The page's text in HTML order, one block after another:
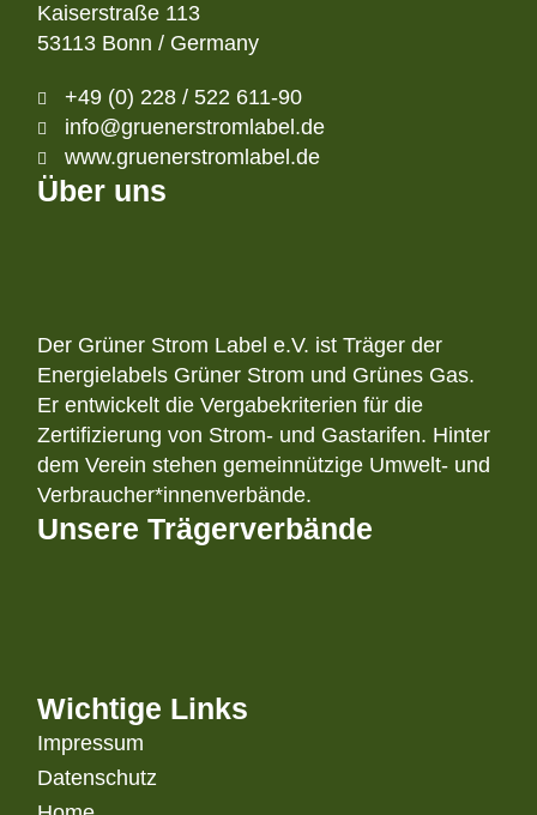
Kaiserstraße 113
53113 Bonn / Germany
+49 (0) 228 / 522 611-90
info@gruenerstromlabel.de
www.gruenerstromlabel.de
Über uns
Der Grüner Strom Label e.V. ist Träger der
Energielabels Grüner Strom und Grünes Gas.
Er entwickelt die Vergabekriterien für die
Zertifizierung von Strom- und Gastarifen. Hinter
dem Verein stehen gemeinnützige Umwelt- und
Verbraucher*innenverbände.
Unsere Trägerverbände
Wichtige Links
Impressum
Datenschutz